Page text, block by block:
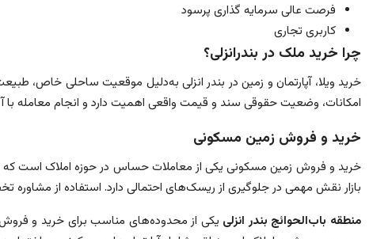
فرصت عالی سرمایه گذاری پرسود
کاربری تجاری
چرا خرید ملک در بندرانزلی؟
خرید ویلا، آپارتمان و زمین در بندر انزلی به‌دلیل موقعیت ساحلی خاص،
امکانات، وضعیت حقوقی سند و قیمت واقعی اهمیت دارد و انجام
خرید و فروش زمین مسکونی
خرید و فروش زمین مسکونی یکی از معاملات حساس در حوزه املاک است که
بازار نقش مهمی در جلوگیری از ریسک‌های احتمالی دارد. استفاده از
منطقه باب‌الحوائج بندر انزلی یکی از محدوده‌های مناسب برای خرید و